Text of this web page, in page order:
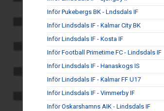
Inför Pukebergs BK - Lndsdals IF
Inför Lindsdals IF - Kalmar City BK
Inför Lindsdals IF - Kosta IF
Inför Football Primetime FC - Lindsdals IF
Inför Lindsdals IF - Hanaskogs IS
Inför Lindsdals IF - Kalmar FF U17
Inför Lindsdals IF - Vimmerby IF
Inför Oskarshamns AIK - Lindsdals IF